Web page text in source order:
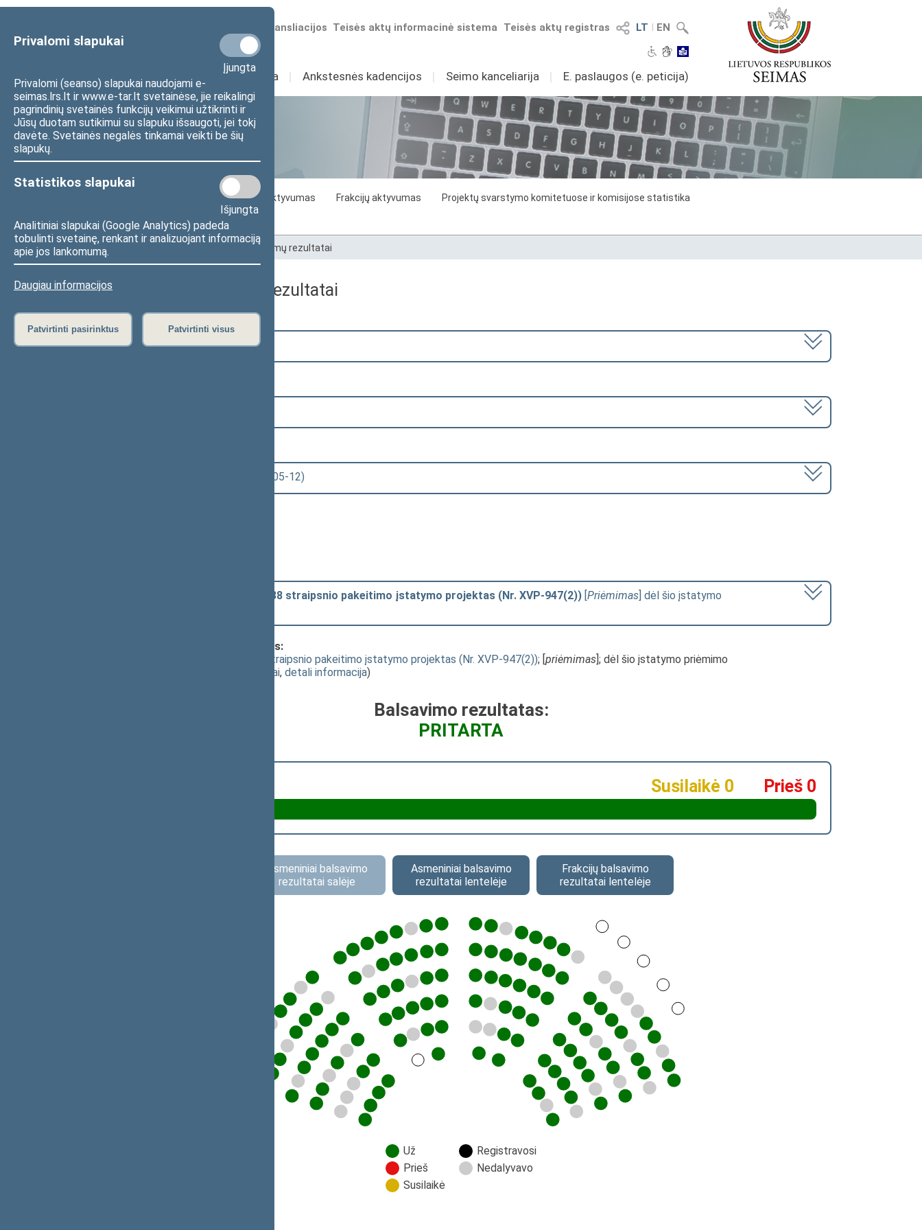
Privalomi slapukai
Įjungta
Privalomi (seanso) slapukai naudojami e-
seimas.lrs.lt ir www.e-tar.lt svetainėse, jie reikalingi
pagrindinių svetainės funkcijų veikimui užtikrinti ir
Jūsų duotam sutikimui su slapuku išsaugoti, jei tokį
davėte. Svetainės negalės tinkamai veikti be šių
slapukų.
Statistikos slapukai
Išjungta
Analitiniai slapukai (Google Analytics) padeda
tobulinti svetainę, renkant ir analizuojant informaciją
apie jos lankomumą.
Daugiau informacijos
Patvirtinti pasirinktus Patvirtinti visus
LT I EN
Teisės aktų registras
Teisės aktų informacinė sistema
Numatomos transliacijos
Sudėtis Veikla I Ankstesnės kadencijos I Seimo kanceliarija I E. paslaugos (e. peticija)
Statistika
Seimo narių aktyvumas Frakcijų aktyvumas
Projektų svarstymo komitetuose ir komisijose statistika
Seimo narių balsavimų rezultatai
Pradžia Seimo narių balsavimų rezultatai
Seimo narių balsavimų rezultatai
Pasirinkite kadenciją:
2024–2028 metų kadencija
Seimo rytinis posėdis Nr. 144 (2026-05-12)
Metrologijos įstatymo Nr. I-1452 38 straipsnio pakeitimo įstatymo projektas (Nr. XVP-947(2)) [Priėmimas] dėl šio įstatymo
Klausimas, dėl kurio vyko balsavimas:
Metrologijos įstatymo Nr. I-1452 38 straipsnio pakeitimo įstatymo projektas (Nr. XVP-947(2)); [priėmimas]; dėl šio įstatymo priėmimo
susiję dokumentai, detali informacija)
Balsavimo rezultatas:
PRITARTA
Prieš 0
Susilaikė 0
Asmeniniai balsavimo
rezultatai salėje
Asmeniniai balsavimo
rezultatai lentelėje
Frakcijų balsavimo
rezultatai lentelėje
Už
Prieš
Susilaikė
Registravosi
Nedalyvavo